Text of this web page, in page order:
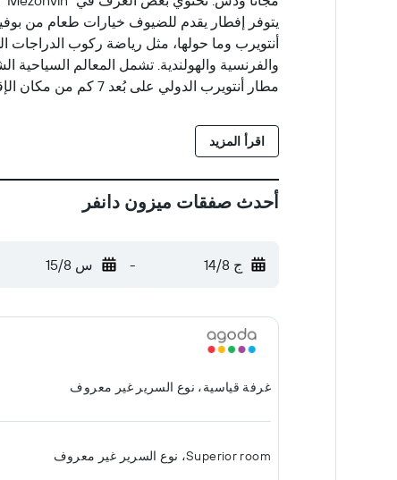
أنتويرب وما حولها، مثل رياضة ركوب الدراجات
مطار أنتويرب الدولي على بُعد 7 كم من مكان الإقامة.
اقرأ المزيد
أحدث صفقات ميزون دانفر
ج 14/8 - س 15/8
غرفة قياسية، نوع السرير غير معروف
Superior room، نوع السرير غير معروف